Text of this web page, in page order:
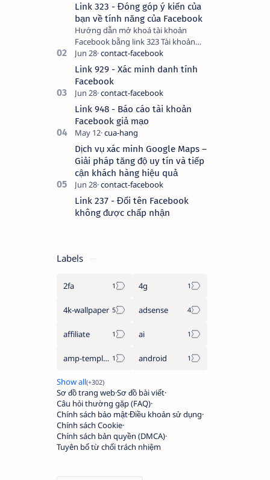
Link 323 - Đóng góp ý kiến của
bạn về tính năng của Facebook
Hướng dẫn mở khoá tài khoản
Facebook bằng link 323 Tài khoản
Facebook bị vô hiệu hóa có thể do
nhiều nguyên nhân, do bạn đăng bài
hay thực hiện…
Link 929 - Xác minh danh tính
Facebook
Link 948 - Báo cáo tài khoản
Facebook giả mạo
Dịch vụ xác minh Google Maps –
Giải pháp tăng độ uy tín và tiếp
cận khách hàng hiệu quả
Link 237 - Đổi tên Facebook
không được chấp nhận
Labels
2fa 4g
4k-wallpaper adsense
affiliate ai
amp-template android
Sơ đồ trang webSơ đồ bài viết
Câu hỏi thường gặp (FAQ)
Chính sách bảo mậtĐiều khoản sử dụng
Chính sách Cookie
Chính sách bản quyền (DMCA)
Tuyên bố từ chối trách nhiệm